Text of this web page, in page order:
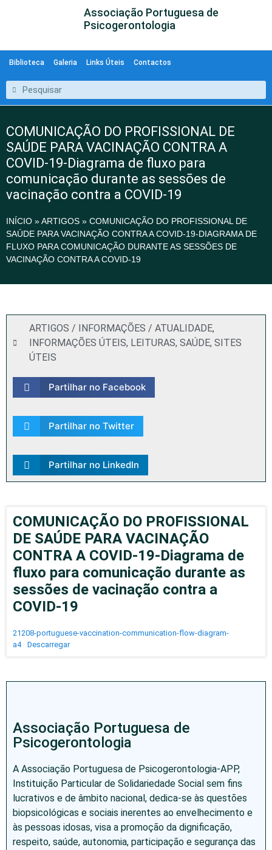
Associação Portuguesa de
Psicogerontologia
Biblioteca Galeria Links Úteis Contactos
COMUNICAÇÃO DO PROFISSIONAL DE
SAÚDE PARA VACINAÇÃO CONTRA A
COVID-19-Diagrama de fluxo para
comunicação durante as sessões de
vacinação contra a COVID-19
INÍCIO »ARTIGOS » COMUNICAÇÃO DO PROFISSIONAL DE
SAÚDE PARA VACINAÇÃO CONTRA A COVID-19-DIAGRAMA DE
FLUXO PARA COMUNICAÇÃO DURANTE AS SESSÕES DE
VACINAÇÃO CONTRA A COVID-19
ARTIGOS / INFORMAÇÕES / ATUALIDADE,
INFORMAÇÕES ÚTEIS, LEITURAS, SAÚDE, SITES
ÚTEIS
Partilhar no Facebook
Partilhar no Twitter
Partilhar no LinkedIn
COMUNICAÇÃO DO PROFISSIONAL
DE SAÚDE PARA VACINAÇÃO
CONTRA A COVID-19-Diagrama de
fluxo para comunicação durante as
sessões de vacinação contra a
COVID-19
21208-portuguese-vaccination-communication-flow-diagram-
a4
Descarregar
Associação Portuguesa de
Psicogerontologia
A Associação Portuguesa de Psicogerontologia-APP,
Instituição Particular de Solidariedade Social sem fins
lucrativos e de âmbito nacional, dedica-se às questões
biopsicológicas e sociais inerentes ao envelhecimento e
às pessoas idosas, visa a promoção da dignificação,
respeito, saúde, autonomia, participação e segurança das